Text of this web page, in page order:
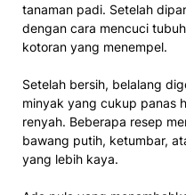
tanaman padi. Setelah
dengan cara mencuci
kotoran yang menempel.
Setelah bersih, belalang
minyak yang cukup panas
renyah. Beberapa resep
bawang putih, ketumbar,
yang lebih kaya.